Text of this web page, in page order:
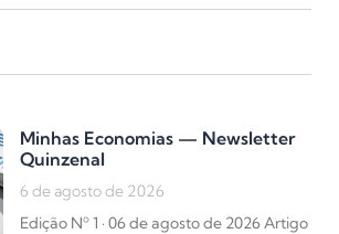
Minhas Economias — Newsletter
Quinzenal
6 de agosto de 2026
Edição Nº 1 · 06 de agosto de 2026 Artigo